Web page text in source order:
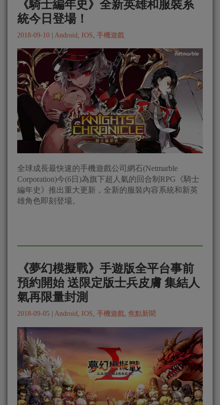
《騎士編年史》全新英雄和服裝系
統今日登場！
2018-09-10 | Android IOS 手機遊戲
全球成長最快速的手機遊戲公司網石(Netmarble
Corporation)今(6日)為旗下超人氣的回合制RPG《騎士
編年史》推出重大更新，全新的服裝內容系統和新英
雄角色即刻登場。
《夢幻模擬戰》手遊版全平台事前
預約開始 送限定版士兵皮膚 集結人
氣再限量封測
2018-09-05 Android, IOS, 手機遊戲, 焦點新聞